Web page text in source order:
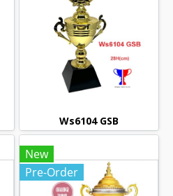
Ws6104 GSB
New
Pre-Order